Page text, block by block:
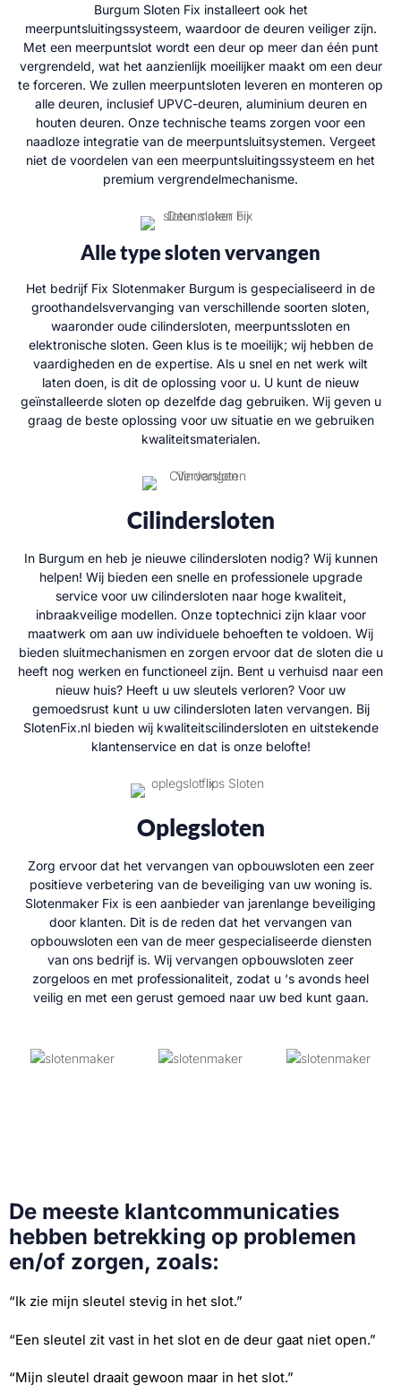
Burgum Sloten Fix installeert ook het
meerpuntsluitingssysteem, waardoor de deuren veiliger zijn.
Met een meerpuntslot wordt een deur op meer dan één punt
vergrendeld, wat het aanzienlijk moeilijker maakt om een deur
te forceren. We zullen meerpuntsloten leveren en monteren op
alle deuren, inclusief UPVC-deuren, aluminium deuren en
houten deuren. Onze technische teams zorgen voor een
naadloze integratie van de meerpuntsluitsystemen. Vergeet
niet de voordelen van een meerpuntsluitingssysteem en het
premium vergrendelmechanisme.
Alle type sloten vervangen
Het bedrijf Fix Slotenmaker Burgum is gespecialiseerd in de
groothandelsvervanging van verschillende soorten sloten,
waaronder oude cilindersloten, meerpuntssloten en
elektronische sloten. Geen klus is te moeilijk; wij hebben de
vaardigheden en de expertise. Als u snel en net werk wilt
laten doen, is dit de oplossing voor u. U kunt de nieuw
geïnstalleerde sloten op dezelfde dag gebruiken. Wij geven u
graag de beste oplossing voor uw situatie en we gebruiken
kwaliteitsmaterialen.
Cilindersloten
In Burgum en heb je nieuwe cilindersloten nodig? Wij kunnen
helpen! Wij bieden een snelle en professionele upgrade
service voor uw cilindersloten naar hoge kwaliteit,
inbraakveilige modellen. Onze toptechnici zijn klaar voor
maatwerk om aan uw individuele behoeften te voldoen. Wij
bieden sluitmechanismen en zorgen ervoor dat de sloten die u
heeft nog werken en functioneel zijn. Bent u verhuisd naar een
nieuw huis? Heeft u uw sleutels verloren? Voor uw
gemoedsrust kunt u uw cilindersloten laten vervangen. Bij
SlotenFix.nl bieden wij kwaliteitscilindersloten en uitstekende
klantenservice en dat is onze belofte!
Oplegsloten
Zorg ervoor dat het vervangen van opbouwsloten een zeer
positieve verbetering van de beveiliging van uw woning is.
Slotenmaker Fix is een aanbieder van jarenlange beveiliging
door klanten. Dit is de reden dat het vervangen van
opbouwsloten een van de meer gespecialiseerde diensten
van ons bedrijf is. Wij vervangen opbouwsloten zeer
zorgeloos en met professionaliteit, zodat u ‘s avonds heel
veilig en met een gerust gemoed naar uw bed kunt gaan.
De meeste klantcommunicaties
hebben betrekking op problemen
en/of zorgen, zoals:
“Ik zie mijn sleutel stevig in het slot.”
“Een sleutel zit vast in het slot en de deur gaat niet open.”
“Mijn sleutel draait gewoon maar in het slot.”